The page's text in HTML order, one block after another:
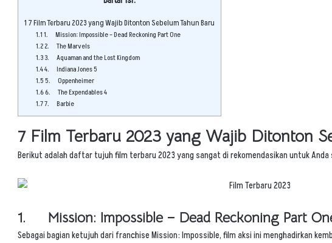
1 7 Film Terbaru 2023 yang Wajib Ditonton Sebelum Tahun Baru
1.11. Mission: Impossible – Dead Reckoning Part One
1.22. The Marvels
1.33. Aquaman and the Lost Kingdom
1.44. Indiana Jones 5
1.55. Oppenheimer
1.66. The Expendables 4
1.77. Barbie
7 Film Terbaru 2023 yang Wajib Ditonton
Berikut adalah daftar tujuhfilm terbaru 2023yang sangat di rekomendasikan untuk
1. Mission: Impossible – Dead Reckoning Part
Sebagai bagian ketujuh dari franchiseMission: Impossible, film aksi ini menghadirkan